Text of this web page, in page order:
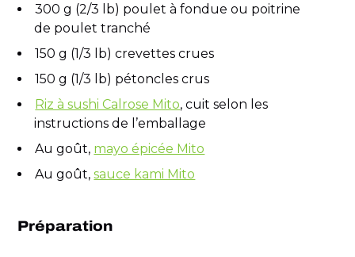
300 g (2/3 lb) poulet à fondue ou poitrine
de poulet tranché
150 g (1/3 lb) crevettes crues
150 g (1/3 lb) pétoncles crus
Riz à sushi Calrose Mito, cuit selon les
instructions de l’emballage
Au goût, mayo épicée Mito
Au goût,sauce kami Mito
Préparation